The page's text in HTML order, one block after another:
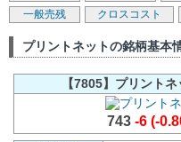
一般売残
クロスコスト
プリントネットの銘柄基本
【7805】プリント
743 -6 (-